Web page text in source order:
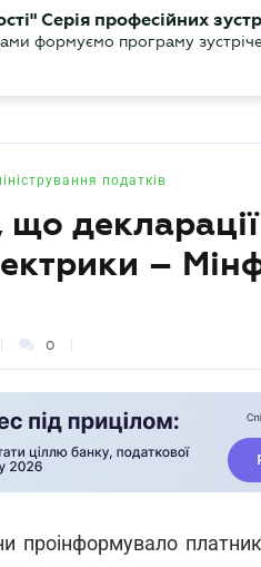
ЮРИСТУ БУХГАЛТЕРУ
Серія професійних
податків
–
0
проінформувало